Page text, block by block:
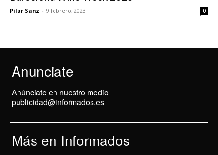
Pilar Sanz - 9 febrero, 2023 0
Anunciate
Anúnciate en nuestro medio
publicidad@informados.es
Más en Informados